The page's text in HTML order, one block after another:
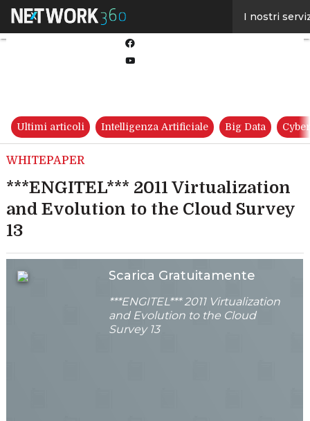
I nostri
Ultimi articoli Intelligenza Artificiale Big Data
WHITEPAPER
***ENGITEL*** 2011 Virtualization
and Evolution to the Cloud Survey
13
Scarica Gratuitamente
***ENGITEL*** 2011 Virtualization
and Evolution to the Cloud
Survey 13